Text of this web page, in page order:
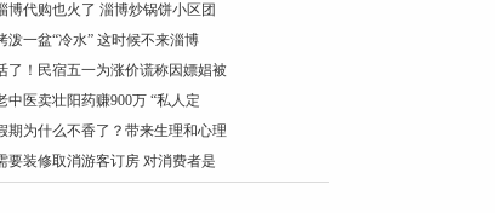
博代购也火了 淄博炒锅饼小区团
泼一盆“冷水” 这时候不来淄博
了！民宿五一为涨价谎称因嫖娼被
中医卖壮阳药赚900万 “私人定
期为什么不香了？带来生理和心理
要装修取消游客订房 对消费者是